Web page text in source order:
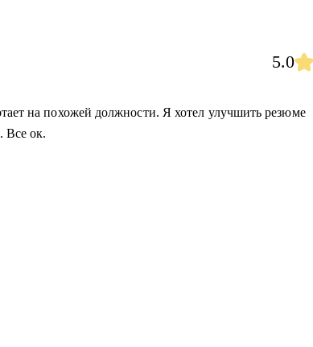
5.0
на похожей должности. Я хотел улучшить резюме
Все ок.